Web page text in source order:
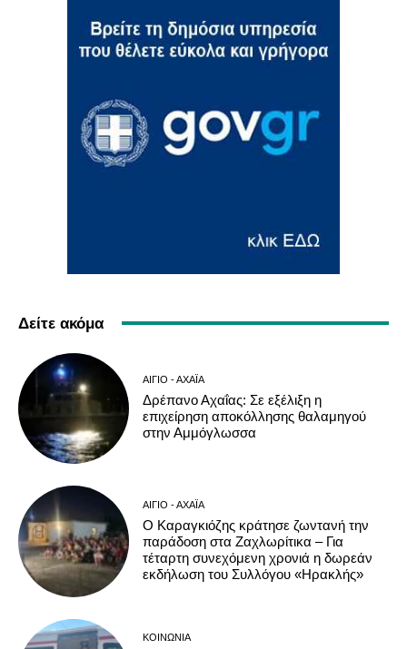
Δείτε ακόμα
ΑΊΓΙΟ - ΑΧΑΪ́Α
Δρέπανο Αχαΐας: Σε εξέλιξη η
επιχείρηση αποκόλλησης θαλαμηγού
στην Αμμόγλωσσα
ΑΊΓΙΟ - ΑΧΑΪ́Α
Ο Καραγκιόζης κράτησε ζωντανή την
παράδοση στα Ζαχλωρίτικα – Για
τέταρτη συνεχόμενη χρονιά η δωρεάν
εκδήλωση του Συλλόγου «Ηρακλής»
ΚΟΙΝΩΝΊΑ